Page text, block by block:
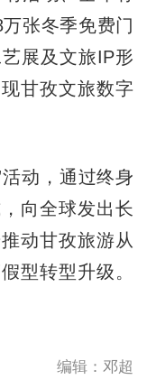
张冬季免费门
展及文旅IP形
甘孜文旅数字
动，通过终身
向全球发出长
动甘孜旅游从
型转型升级。
编辑：邓超